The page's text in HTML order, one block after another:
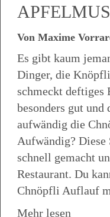
APFELMUS
Von Maxime
Es gibt kaum
Dinger, die
schmeckt deftiges
besonders gut und
aufwändig die
Aufwändig?
schnell gemacht
Restaurant. Du
Chnöpfli Auflauf
Mehr lesen